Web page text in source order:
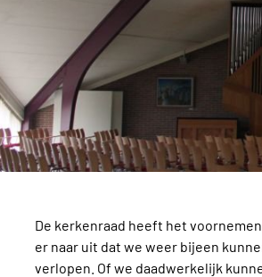
De kerkenraad heeft het
er naar uit dat we weer bijeen
verlopen. Of we daadwerkelijk